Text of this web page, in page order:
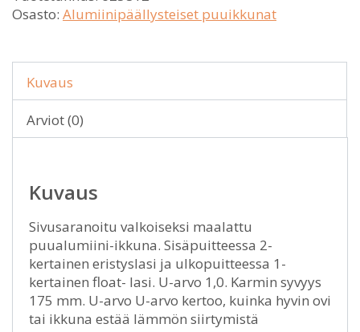
Osasto: Alumiinipäällysteiset puuikkunat
Kuvaus
Arviot (0)
Kuvaus
Sivusaranoitu valkoiseksi maalattu
puualumiini-ikkuna. Sisäpuitteessa 2-
kertainen eristyslasi ja ulkopuitteessa 1-
kertainen float- lasi. U-arvo 1,0. Karmin syvyys
175 mm. U-arvo U-arvo kertoo, kuinka hyvin ovi
tai ikkuna estää lämmön siirtymistä